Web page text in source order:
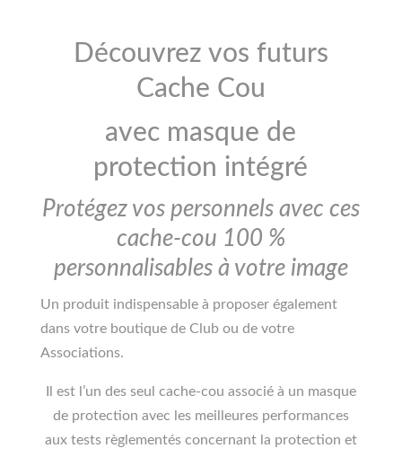
Découvrez vos futurs
Cache Cou
avec masque de
protection intégré
Protégez vos personnels avec ces
cache-cou 100 %
personnalisables à votre image
Un produit indispensable à proposer également
dans votre boutique de Club ou de votre
Associations.
Il est l’un des seul cache-cou associé à un masque
de protection avec les meilleures performances
aux tests règlementés concernant la protection et